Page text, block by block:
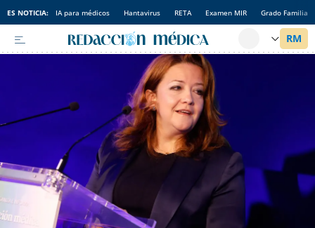
ES NOTICIA: IA para médicos Hantavirus RETA Examen MIR Grado Familia